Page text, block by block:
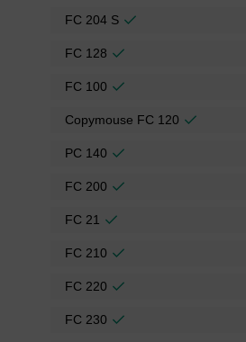
FC 204 S
FC 128
FC 100
Copymouse FC 120
PC 140
FC 200
FC 21
FC 210
FC 220
FC 230